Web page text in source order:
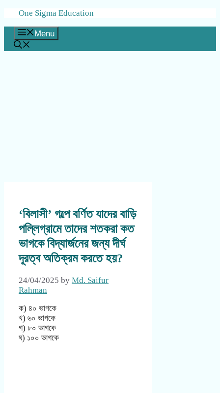
Skip
content
One Sigma Education
Menu
‘বিলাসী’ গল্পে বর্ণিত যাদের বাড়ি
পল্লিগ্রামে তাদের শতকরা কত
ভাগকে বিদ্যার্জনের জন্য দীর্ঘ
দূরত্ব অতিক্রম করতে হয়?
24/04/2025 by Md. Saifur
Rahman
ক) ৪০ ভাগকে
খ) ৬০ ভাগকে
গ) ৮০ ভাগকে
ঘ) ১০০ ভাগকে